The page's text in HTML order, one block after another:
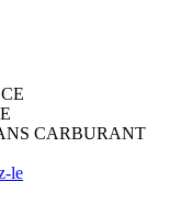
CARBURANT
le